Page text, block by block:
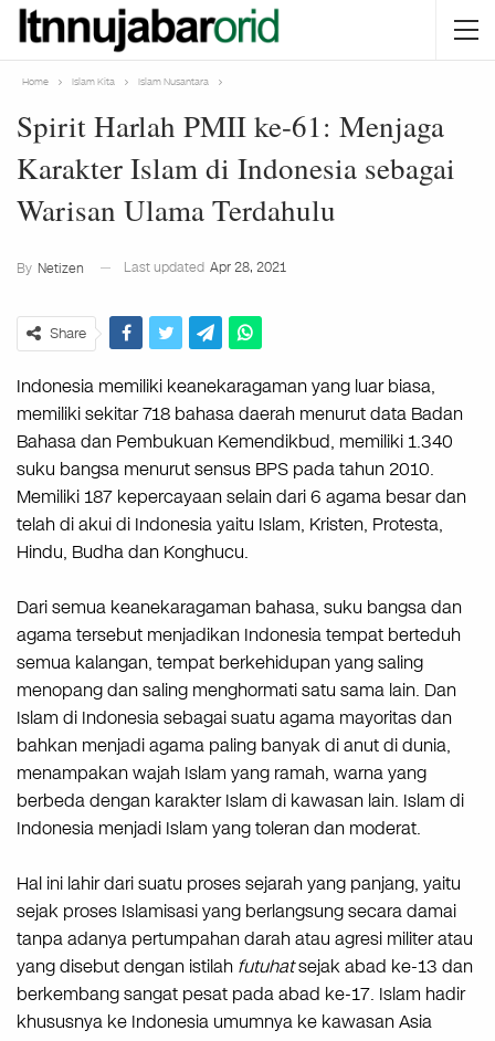
Home Islam Kita Islam Nusantara
Spirit Harlah PMII ke-61: Menjaga
Karakter Islam di Indonesia sebagai
Warisan Ulama Terdahulu
By Netizen Last updated Apr 28, 2021
Share
Indonesia memiliki keanekaragaman yang luar biasa,
memiliki sekitar 718 bahasa daerah menurut data Badan
Bahasa dan Pembukuan Kemendikbud, memiliki 1.340
suku bangsa menurut sensus BPS pada tahun 2010.
Memiliki 187 kepercayaan selain dari 6 agama besar dan
telah di akui di Indonesia yaitu Islam, Kristen, Protesta,
Hindu, Budha dan Konghucu.
Dari semua keanekaragaman bahasa, suku bangsa dan
agama tersebut menjadikan Indonesia tempat berteduh
semua kalangan, tempat berkehidupan yang saling
menopang dan saling menghormati satu sama lain. Dan
Islam di Indonesia sebagai suatu agama mayoritas dan
bahkan menjadi agama paling banyak di anut di dunia,
menampakan wajah Islam yang ramah, warna yang
berbeda dengan karakter Islam di kawasan lain. Islam di
Indonesia menjadi Islam yang toleran dan moderat.
Hal ini lahir dari suatu proses sejarah yang panjang, yaitu
sejak proses Islamisasi yang berlangsung secara damai
tanpa adanya pertumpahan darah atau agresi militer atau
yang disebut dengan istilah futuhatsejak abad ke-13 dan
berkembang sangat pesat pada abad ke-17. Islam hadir
khususnya ke Indonesia umumnya ke kawasan Asia